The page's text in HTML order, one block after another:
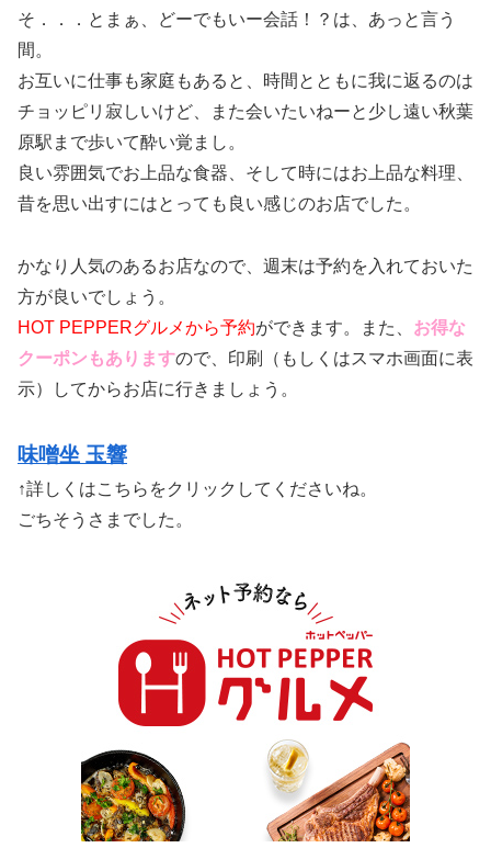
そ．．．とまぁ、どーでもいー会話！？は、あっと言う
間。
お互いに仕事も家庭もあると、時間とともに我に返るのは
チョッピリ寂しいけど、また会いたいねーと少し遠い秋葉
原駅まで歩いて酔い覚まし。
良い雰囲気でお上品な食器、そして時にはお上品な料理、
昔を思い出すにはとっても良い感じのお店でした。
かなり人気のあるお店なので、週末は予約を入れておいた
方が良いでしょう。
HOT PEPPERグルメから予約ができます。また、 お得な
クーポンもありますので、印刷（もしくはスマホ画面に表
示）してからお店に行きましょう。
味噌坐 玉響
↑詳しくはこちらをクリックしてくださいね。
ごちそうさまでした。